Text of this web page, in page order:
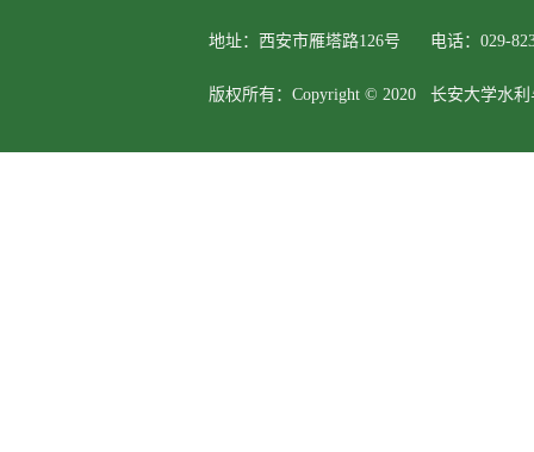
地址：西安市雁塔路126号 电话：029-
版权所有：Copyright © 2020 长安大学水利